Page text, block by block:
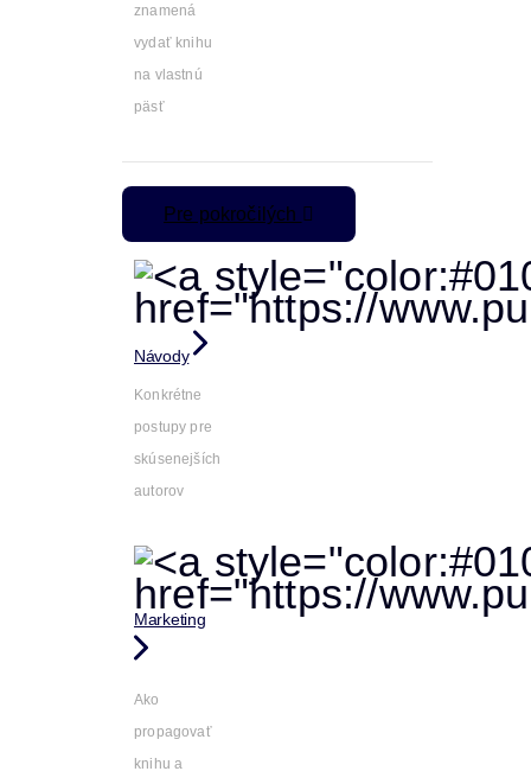
znamená
vydať knihu
na vlastnú
päsť
Pre pokročilých
Návody
Konkrétne
postupy pre
skúsenejších
autorov
Marketing
Ako
propagovať
knihu a